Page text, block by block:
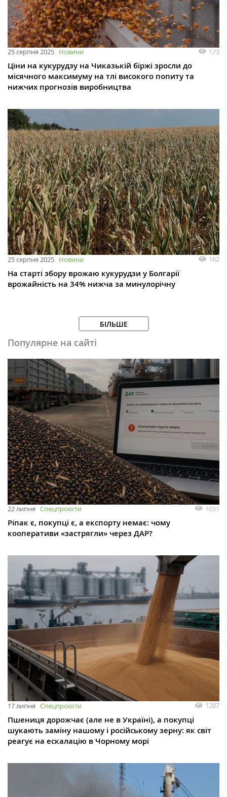
25 серпня 2025 Новини 173
Ціни на кукурудзу на Чиказькій біржі зросли до
місячного максимуму на тлі високого попиту та
нижчих прогнозів виробництва
25 серпня 2025 Новини 162
На старті збору врожаю кукурудзи у Болгарії
врожайність на 34% нижча за минулорічну
БІЛЬШЕ
Популярне на сайті
22 липня Спецпроєкти 1031
Ріпак є, покупці є, а експорту немає: чому
кооперативи «застрягли» через ДАР?
17 липня Спецпроєкти 1287
Пшениця дорожчає (але не в Україні), а покупці
шукають заміну нашому і російському зерну: як світ
реагує на ескалацію в Чорному морі